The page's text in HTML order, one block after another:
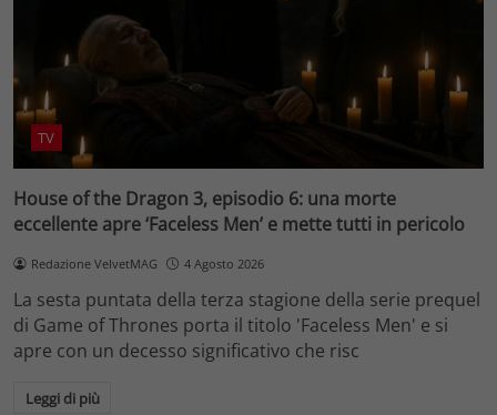
TV
House of the Dragon 3, episodio 6: una morte
eccellente apre ‘Faceless Men’ e mette tutti in pericolo
Redazione VelvetMAG 4 Agosto 2026
La sesta puntata della terza stagione della serie prequel
di Game of Thrones porta il titolo 'Faceless Men' e si
apre con un decesso significativo che risc
Leggi di più